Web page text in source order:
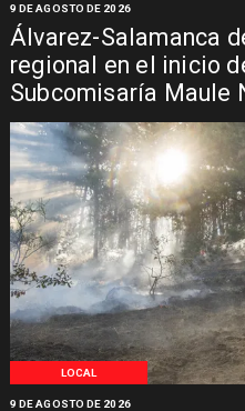
Álvarez-Salamanca
regional en el inicio
Subcomisaría Maule
9 DE AGOSTO DE 2026
LOCAL
9 DE AGOSTO DE 2026